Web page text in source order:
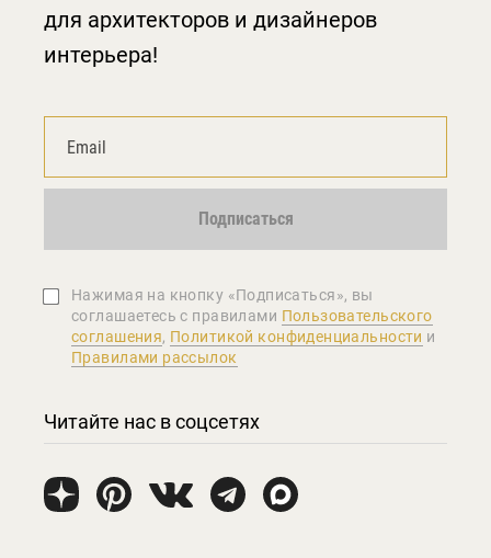
для архитекторов и дизайнеров
интерьера!
Подписаться
Нажимая на кнопку «Подписаться», вы
соглашаетеcь с правилами Пользовательского
соглашения, Политикой конфиденциальности и
Правилами рассылок
Читайте нас в соцсетях